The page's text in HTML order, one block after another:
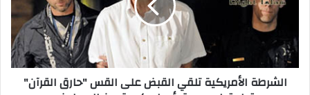
الشرطة الأمريكية تلقي القبض على القس "حارق القرآن"